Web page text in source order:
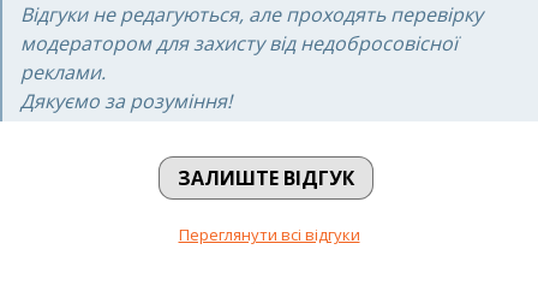
Відгуки не редагуються, але проходять перевірку
модератором для захисту від недобросовісної
реклами.
Дякуємо за розуміння!
ЗАЛИШТЕ ВІДГУК
Переглянути всі відгуки